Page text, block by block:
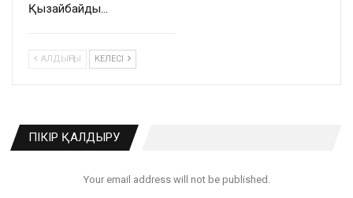
Қызайбайды…
АЛДЫҢҒЫ КЕЛЕСІ
ПІКІР ҚАЛДЫРУ
Your email address will not be published.